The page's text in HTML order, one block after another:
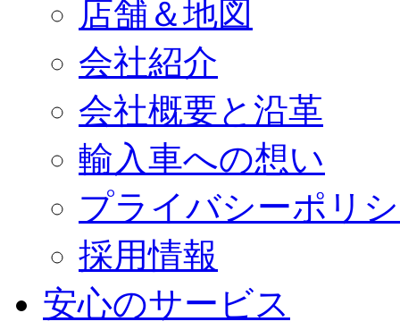
店舗＆地図
会社紹介
会社概要と沿革
輸入車への想い
プライバシーポリ
採用情報
安心のサービス